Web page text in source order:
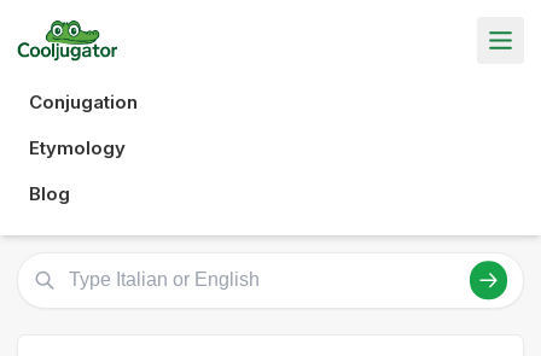
Conjugation
Etymology
Blog